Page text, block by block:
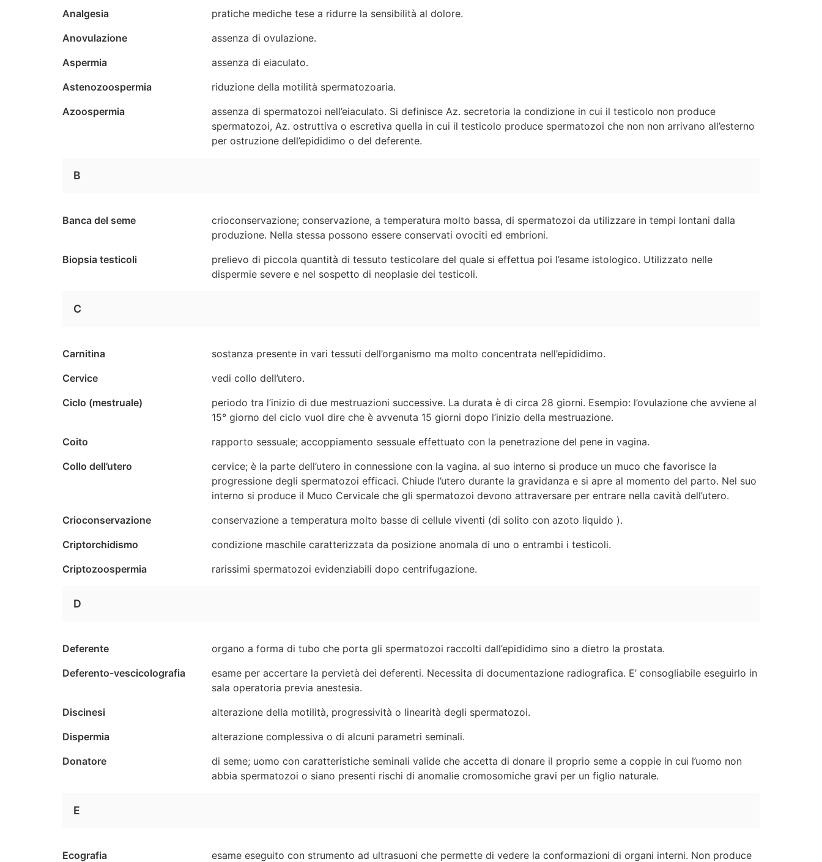
Analgesia
pratiche mediche tese a ridurre la sensibilità al dolore.
Anovulazione
assenza di ovulazione.
Aspermia
assenza di eiaculato.
Astenozoospermia
riduzione della motilità spermatozoaria.
Azoospermia
assenza di spermatozoi nell’eiaculato. Si definisce Az. secretoria la condizione in cui il testicolo non produce
spermatozoi, Az. ostruttiva o escretiva quella in cui il testicolo produce spermatozoi che non non arrivano all’esterno
per ostruzione dell’epididimo o del deferente.
B
Banca del seme
crioconservazione; conservazione, a temperatura molto bassa, di spermatozoi da utilizzare in tempi lontani dalla
produzione. Nella stessa possono essere conservati ovociti ed embrioni.
Biopsia testicoli
prelievo di piccola quantità di tessuto testicolare del quale si effettua poi l’esame istologico. Utilizzato nelle
dispermie severe e nel sospetto di neoplasie dei testicoli.
C
Carnitina
sostanza presente in vari tessuti dell’organismo ma molto concentrata nell’epididimo.
Cervice
vedi collo dell’utero.
Ciclo (mestruale)
periodo tra l’inizio di due mestruazioni successive. La durata è di circa 28 giorni. Esempio: l’ovulazione che avviene al
15° giorno del ciclo vuol dire che è avvenuta 15 giorni dopo l’inizio della mestruazione.
Coito
rapporto sessuale; accoppiamento sessuale effettuato con la penetrazione del pene in vagina.
Collo dell’utero
cervice; è la parte dell’utero in connessione con la vagina. al suo interno si produce un muco che favorisce la
progressione degli spermatozoi efficaci. Chiude l’utero durante la gravidanza e si apre al momento del parto. Nel suo
interno si produce il Muco Cervicale che gli spermatozoi devono attraversare per entrare nella cavità dell’utero.
Crioconservazione
conservazione a temperatura molto basse di cellule viventi (di solito con azoto liquido ).
Criptorchidismo
condizione maschile caratterizzata da posizione anomala di uno o entrambi i testicoli.
Criptozoospermia
rarissimi spermatozoi evidenziabili dopo centrifugazione.
D
Deferente
organo a forma di tubo che porta gli spermatozoi raccolti dall’epididimo sino a dietro la prostata.
Deferento-vescicolografia
esame per accertare la pervietà dei deferenti. Necessita di documentazione radiografica. E’ consogliabile eseguirlo in
sala operatoria previa anestesia.
Discinesi
alterazione della motilità, progressività o linearità degli spermatozoi.
Dispermia
alterazione complessiva o di alcuni parametri seminali.
Donatore
di seme; uomo con caratteristiche seminali valide che accetta di donare il proprio seme a coppie in cui l’uomo non
abbia spermatozoi o siano presenti rischi di anomalie cromosomiche gravi per un figlio naturale.
E
Ecografia
esame eseguito con strumento ad ultrasuoni che permette di vedere la conformazioni di organi interni. Non produce